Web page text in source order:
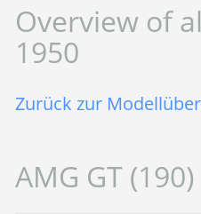
Overview of
1950
Zurück zur
AMG GT (190)